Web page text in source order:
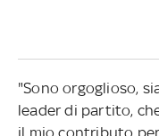
"Sono orgoglioso,
leader di partito,
il mio contributo